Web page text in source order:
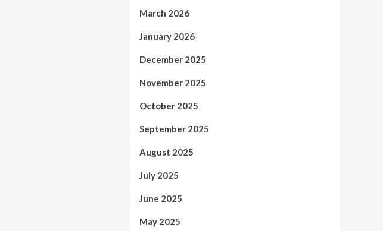
March 2026
January 2026
December 2025
November 2025
October 2025
September 2025
August 2025
July 2025
June 2025
May 2025